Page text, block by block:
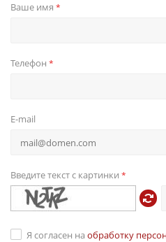
Ваше имя *
Телефон *
E-mail
Введите текст с картинки *
Я согласен на обработку